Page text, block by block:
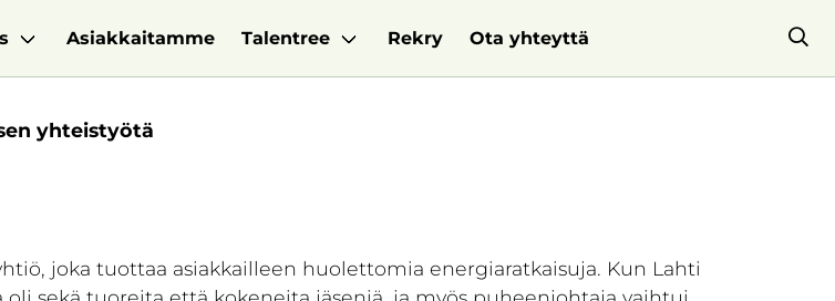
Asiakkaitamme Talentree Rekry Ota yhteyttä
yhteistyötä
joka tuottaa asiakkailleen huolettomia energiaratkaisuja. Kun Lahti